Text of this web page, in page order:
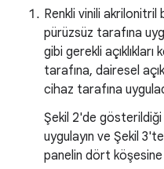
Renkli vinili
pürüzsüz tarafına
gibi gerekli
tarafına, dairesel
cihaz tarafına
Şekil 2'de gösterildiği
uygulayın ve Şekil
panelin dört köşesine